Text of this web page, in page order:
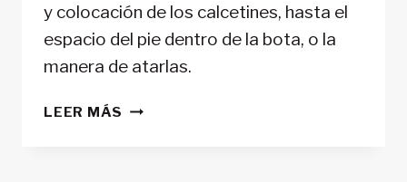
y colocación de los calcetines, hasta el
espacio del pie dentro de la bota, o la
manera de atarlas.
LEER MÁS CÓMO